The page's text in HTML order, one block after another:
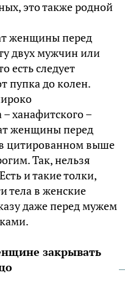
это также родной
женщины перед
двух мужчин или
есть следует
пупка до колен.
ханафитского –
женщины перед
цитированном выше
Так, нельзя
и такие толки,
тела в женские
даже перед мужем
закрывать